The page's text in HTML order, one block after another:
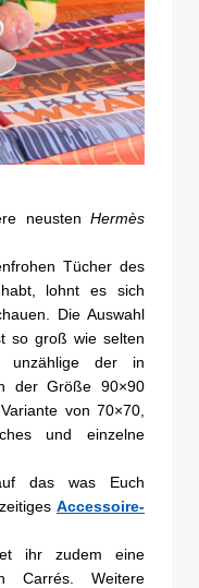
neusten Hermès
Tücher des
habt, lohnt es sich
Die Auswahl
so groß wie selten
unzählige der in
der Größe 90×90
von 70×70,
und einzelne
das was Euch
Accessoire-
ihr zudem eine
Carrés. Weitere